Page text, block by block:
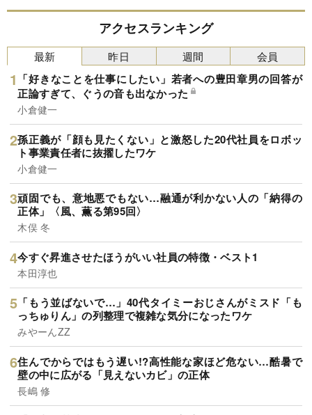
アクセスランキング
最新
「好きなことを仕事にしたい」若者への豊田章男の回答が
正論すぎて、ぐうの音も出なかった
小倉健一
孫正義が「顔も見たくない」と激怒した20代社員をロボッ
ト事業責任者に抜擢したワケ
小倉健一
頑固でも、意地悪でもない…融通が利かない人の「納得の
正体」〈風、薫る第95回〉
木俣 冬
今すぐ昇進させたほうがいい社員の特徴・ベスト1
本田淳也
「もう並ばないで…」40代タイミーおじさんがミスド「も
っちゅりん」の列整理で複雑な気分になったワケ
みやーんZZ
住んでからではもう遅い!?高性能な家ほど危ない…酷暑で
壁の中に広がる「見えないカビ」の正体
長嶋 修
昨日 週間 会員